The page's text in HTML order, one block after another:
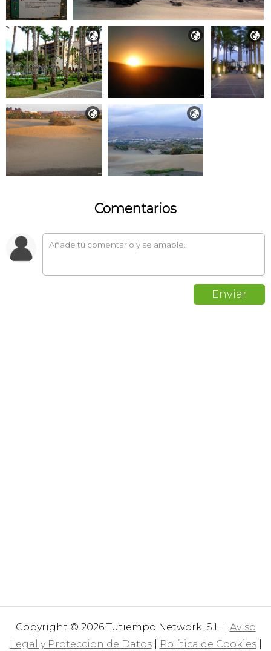
  
 
Comentarios
Copyright © 2026 Tutiempo Network, S.L. | Aviso
Legal y Proteccion de Datos| Política de Cookies|